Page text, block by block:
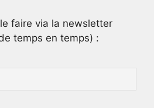
faire via la newsletter
temps en temps) :